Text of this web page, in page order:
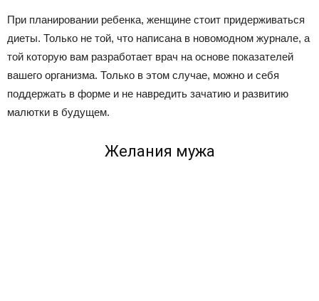
При планировании ребенка, женщине стоит придерживаться
диеты. Только не той, что написана в новомодном журнале, а
той которую вам разработает врач на основе показателей
вашего организма. Только в этом случае, можно и себя
поддержать в форме и не навредить зачатию и развитию
малютки в будущем.
Желания мужа